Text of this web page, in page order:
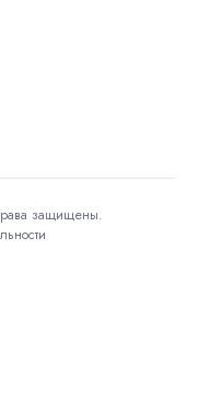
защищены.